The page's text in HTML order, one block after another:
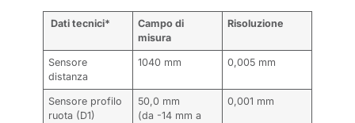
Dati tecnici*
Campo di
misura
Risoluzione
Sensore
distanza
1040 mm 0,005 mm
Sensore profilo
ruota (D1)
50,0 mm
(da -14 mm a
0,001 mm